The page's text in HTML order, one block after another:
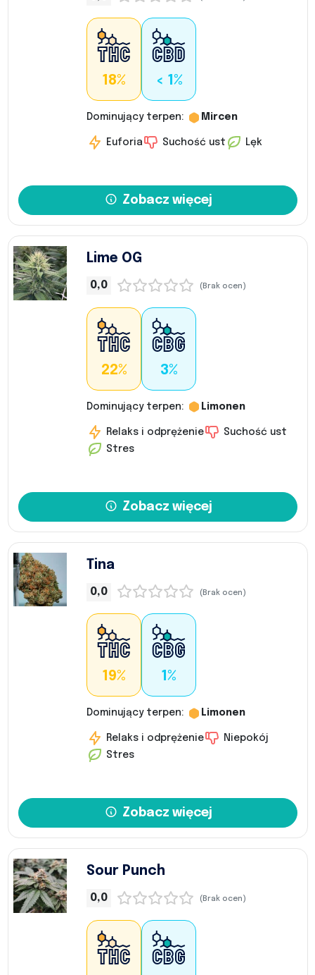
18% < 1%
Dominujący terpen: Mircen
Euforia Suchość ust Lęk
Zobacz więcej
Lime OG
0,0 (Brak ocen)
22% 3%
Dominujący terpen: Limonen
Relaks i odprężenie
Suchość ust
Stres
Zobacz więcej
Tina
0,0 (Brak ocen)
19% 1%
Dominujący terpen: Limonen
Relaks i odprężenie
Niepokój
Stres
Zobacz więcej
Sour Punch
0,0 (Brak ocen)